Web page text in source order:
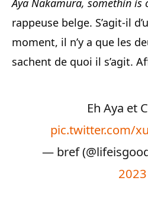
rappeuse belge. S’agit-il
moment, il n’y a que les
sachent de quoi il s’agit.
Eh Aya et
pic.twitter.com/
— bref
2023